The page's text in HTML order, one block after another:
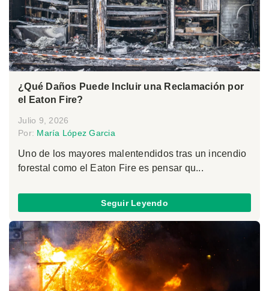
¿Qué Daños Puede Incluir una Reclamación por
el Eaton Fire?
Julio 9, 2026
Por: María López Garcia
Uno de los mayores malentendidos tras un incendio
forestal como el Eaton Fire es pensar qu...
Seguir Leyendo